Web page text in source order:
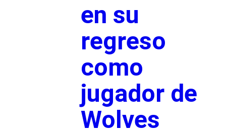
en su
regreso
como
jugador de
Wolves